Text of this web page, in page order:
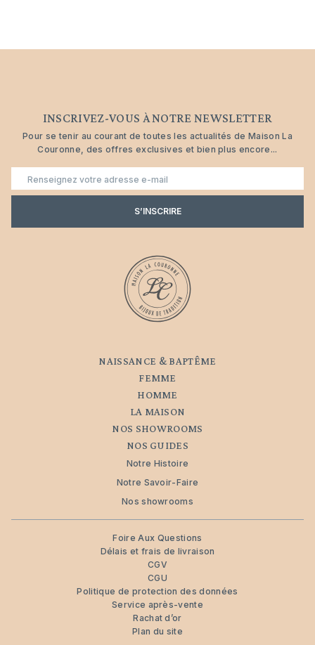
INSCRIVEZ-VOUS À NOTRE NEWSLETTER
Pour se tenir au courant de toutes les actualités de Maison La
Couronne, des offres exclusives et bien plus encore...
S’INSCRIRE
NAISSANCE & BAPTÊME
FEMME
HOMME
LA MAISON
NOS SHOWROOMS
NOS GUIDES
Notre Histoire
Notre Savoir-Faire
Nos showrooms
Foire Aux Questions
Délais et frais de livraison
CGV
CGU
Politique de protection des données
Service après-vente
Rachat d’or
Plan du site